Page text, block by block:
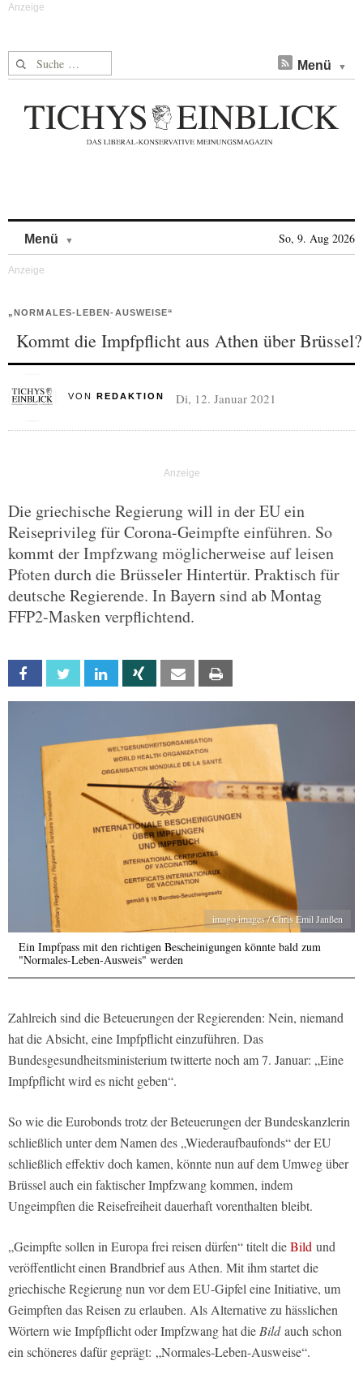
Suche nach: Menü
Menü So, 9. Aug 2026
„NORMALES-LEBEN-AUSWEISE“
Kommt die Impfpflicht aus Athen über Brüssel?
VON REDAKTION Di, 12. Januar 2021
Die griechische Regierung will in der EU ein
Reiseprivileg für Corona-Geimpfte einführen. So
kommt der Impfzwang möglicherweise auf leisen
Pfoten durch die Brüsseler Hintertür. Praktisch für
deutsche Regierende. In Bayern sind ab Montag
FFP2-Masken verpflichtend.
Facebook Twitter Linkedin Xing Email
imago images / Chris Emil Janßen
Ein Impfpass mit den richtigen Bescheinigungen könnte bald zum
"Normales-Leben-Ausweis" werden
Zahlreich sind die Beteuerungen der Regierenden: Nein, niemand
hat die Absicht, eine Impfpflicht einzuführen. Das
Bundesgesundheitsministerium twitterte noch am 7. Januar: „Eine
Impfpflicht wird es nicht geben“.
So wie die Eurobonds trotz der Beteuerungen der Bundeskanzlerin
schließlich unter dem Namen des „Wiederaufbaufonds“ der EU
schließlich effektiv doch kamen, könnte nun auf dem Umweg über
Brüssel auch ein faktischer Impfzwang kommen, indem
Ungeimpften die Reisefreiheit dauerhaft vorenthalten bleibt.
„Geimpfte sollen in Europa frei reisen dürfen“ titelt dieBild und
veröffentlicht einen Brandbrief aus Athen. Mit ihm startet die
griechische Regierung nun vor dem EU-Gipfel eine Initiative, um
Geimpften das Reisen zu erlauben. Als Alternative zu hässlichen
Wörtern wie Impfpflicht oder Impfzwang hat dieBildauch schon
ein schöneres dafür geprägt: „Normales-Leben-Ausweise“.